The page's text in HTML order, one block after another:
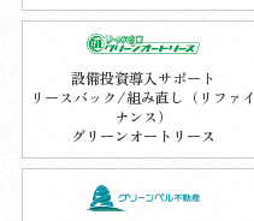
設備投資導入サポート
リースバック/組み直し（リファイ
ナンス）
グリーンオートリース